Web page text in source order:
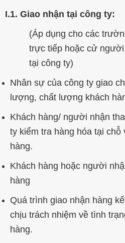
I.1. Giao nhận tại công ty:
(Áp dụng cho các
trực tiếp hoặc cử
tại công ty)
Nhân sự của công ty giao
lượng, chất lượng khách
Khách hàng/ người nhận
ty kiểm tra hàng hóa tại
hàng.
Khách hàng hoặc người
hàng
Quá trình giao nhận hàng
chịu trách nhiệm về tình
hàng.